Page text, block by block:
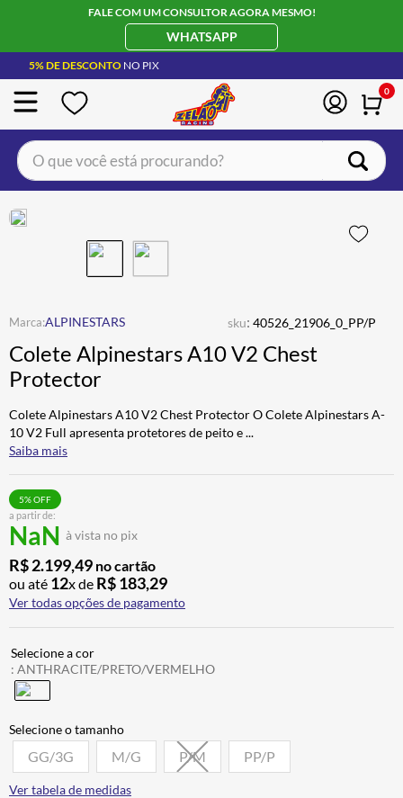
FALE COM UM CONSULTOR AGORA MESMO!
WHATSAPP
5% DE DESCONTO NO PIX
0
O que você está procurando?
ALPINESTARS sku: 40526_21906_0_PP/P
Colete Alpinestars A10 V2 Chest
Protector
Colete Alpinestars A10 V2 Chest Protector O Colete Alpinestars A-
10 V2 Full apresenta protetores de peito e...
Saiba mais
a partir de:
NaN à vista no pix
5% OFF
R$2.199,49 no cartão
ou até 12x de R$183,29
Ver todas opções de pagamento
: ANTHRACITE/PRETO/VERMELHO
GG/3G M/G P/M PP/P
Ver tabela de medidas
BOTA
4º ÓCULOS SOLAR
5º LUVA
6º BAU
7º ALPINESTAR
8º AIROH
9º CALÇA
10º